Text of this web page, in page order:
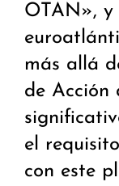
OTAN», y
más allá
de Acción
el
con este